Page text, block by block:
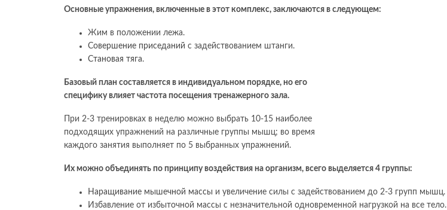
Основные упражнения, включенные в этот комплекс, заключаются в следующем:
Жим в положении лежа.
Совершение приседаний с задействованием штанги.
Становая тяга.
Базовый план составляется в индивидуальном порядке, но его
специфику влияет частота посещения тренажерного зала.
При 2-3 тренировках в неделю можно выбрать 10-15 наиболее
подходящих упражнений на различные группы мышц; во время
каждого занятия выполняет по 5 выбранных упражнений.
Их можно объединять по принципу воздействия на организм, всего выделяется 4 группы:
Наращивание мышечной массы и увеличение силы с задействованием до 2-3 групп мышц.
Избавление от избыточной массы с незначительной одновременной нагрузкой на все тело.